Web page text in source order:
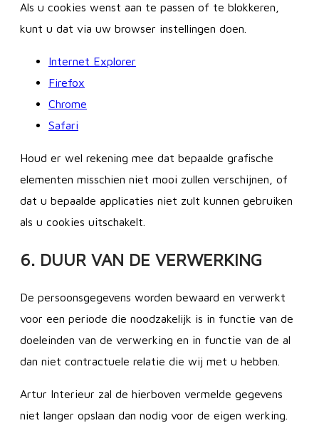
Als u cookies wenst aan te passen of te blokkeren,
kunt u dat via uw browser instellingen doen.
Internet Explorer
Firefox
Chrome
Safari
Houd er wel rekening mee dat bepaalde grafische
elementen misschien niet mooi zullen verschijnen, of
dat u bepaalde applicaties niet zult kunnen gebruiken
als u cookies uitschakelt.
6. DUUR VAN DE VERWERKING
De persoonsgegevens worden bewaard en verwerkt
voor een periode die noodzakelijk is in functie van de
doeleinden van de verwerking en in functie van de al
dan niet contractuele relatie die wij met u hebben.
Artur Interieur zal de hierboven vermelde gegevens
niet langer opslaan dan nodig voor de eigen werking.